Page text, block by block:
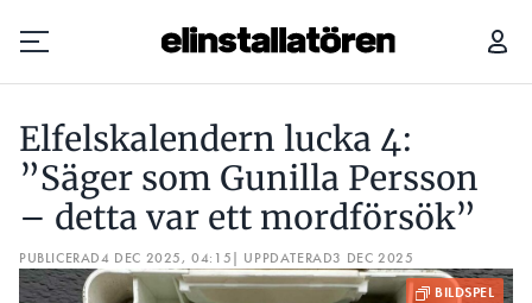
Prenumerera
Hantera prenumeration
Lediga jobb
Elfelskalendern lucka 4:
”Säger som Gunilla Persson
– detta var ett mordförsök”
PUBLICERAD4 DEC 2025, 04:15| UPPDATERAD3 DEC 2025